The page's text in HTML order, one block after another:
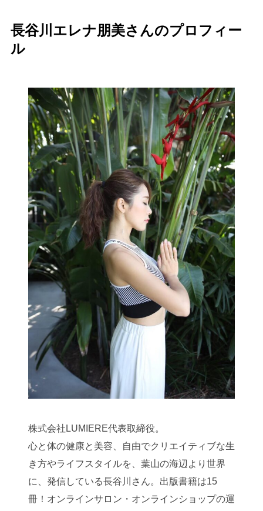
長谷川エレナ朋美さんのプロフィー
ル
株式会社LUMIERE代表取締役。
心と体の健康と美容、自由でクリエイティブな生
き方やライフスタイルを、葉山の海辺より世界
に、発信している長谷川さん。出版書籍は15
冊！オンラインサロン・オンラインショップの運